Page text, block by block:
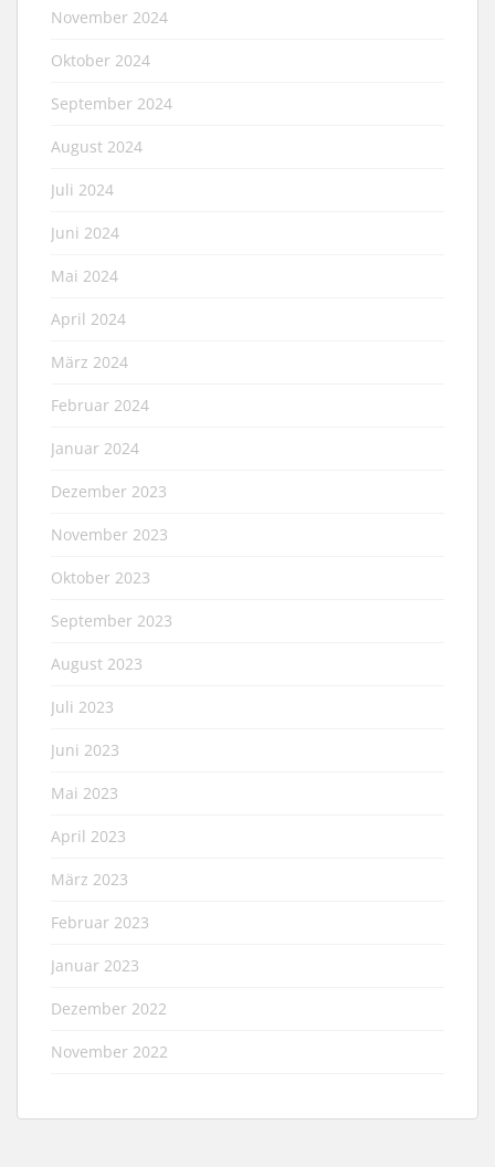
November 2024
Oktober 2024
September 2024
August 2024
Juli 2024
Juni 2024
Mai 2024
April 2024
März 2024
Februar 2024
Januar 2024
Dezember 2023
November 2023
Oktober 2023
September 2023
August 2023
Juli 2023
Juni 2023
Mai 2023
April 2023
März 2023
Februar 2023
Januar 2023
Dezember 2022
November 2022